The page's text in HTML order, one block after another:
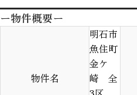
ー物件概要ー
物件名
明石市
魚住町
金ケ
崎 全